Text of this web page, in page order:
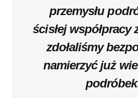
przemysłu
ścisłej współpracy
zdołaliśmy
namierzyć już
podróbek